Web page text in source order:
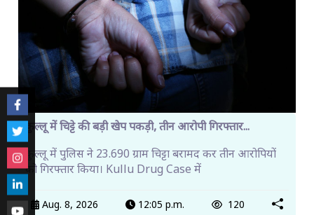
कुल्लू में चिट्टे की बड़ी खेप पकड़ी, तीन आरोपी गिरफ्तार...
कुल्लू में पुलिस ने 23.690 ग्राम चिट्टा बरामद कर तीन आरोपियों
को गिरफ्तार किया। Kullu Drug Case में
Aug. 8, 2026 12:05 p.m. 120